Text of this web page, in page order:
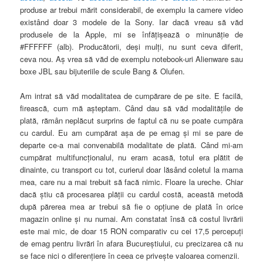
produse ar trebui mărit considerabil, de exemplu la camere video
existând doar 3 modele de la Sony. Iar dacă vreau să văd
produsele de la Apple, mi se înfăţişează o minunăţie de
#FFFFFF (alb). Producătorii, deşi mulţi, nu sunt ceva diferit,
ceva nou. Aş vrea să văd de exemplu notebook-uri Alienware sau
boxe JBL sau bijuteriile de scule Bang & Olufen.
Am intrat să văd modalitatea de cumpărare de pe site. E facilă,
firească, cum mă aşteptam. Când dau să văd modalităţile de
plată, rămân neplăcut surprins de faptul că nu se poate cumpăra
cu cardul. Eu am cumpărat aşa de pe emag şi mi se pare de
departe ce-a mai convenabilă modalitate de plată. Când mi-am
cumpărat multifuncţionalul, nu eram acasă, totul era plătit de
dinainte, cu transport cu tot, curierul doar lăsând coletul la mama
mea, care nu a mai trebuit să facă nimic. Floare la ureche. Chiar
dacă ştiu că procesarea plăţii cu cardul costă, această metodă
după părerea mea ar trebui să fie o opţiune de plată în orice
magazin online şi nu numai. Am constatat însă că costul livrării
este mai mic, de doar 15 RON comparativ cu cei 17,5 percepuţi
de emag pentru livrări în afara Bucureştiului, cu precizarea că nu
se face nici o diferenţiere în ceea ce priveşte valoarea comenzii.